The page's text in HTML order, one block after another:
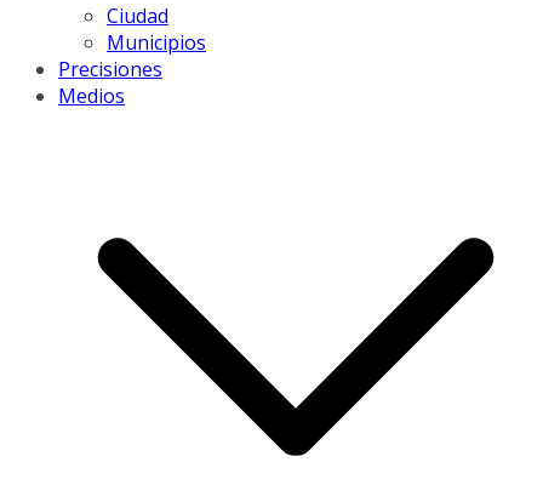
Ciudad
Municipios
Precisiones
Medios